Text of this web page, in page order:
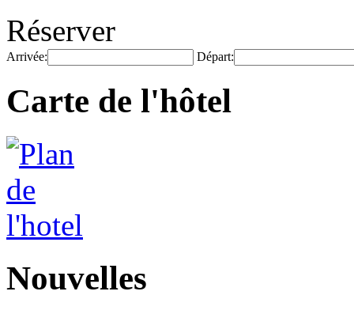
Réserver
Arrivée: Départ:
Carte de l'hôtel
Nouvelles